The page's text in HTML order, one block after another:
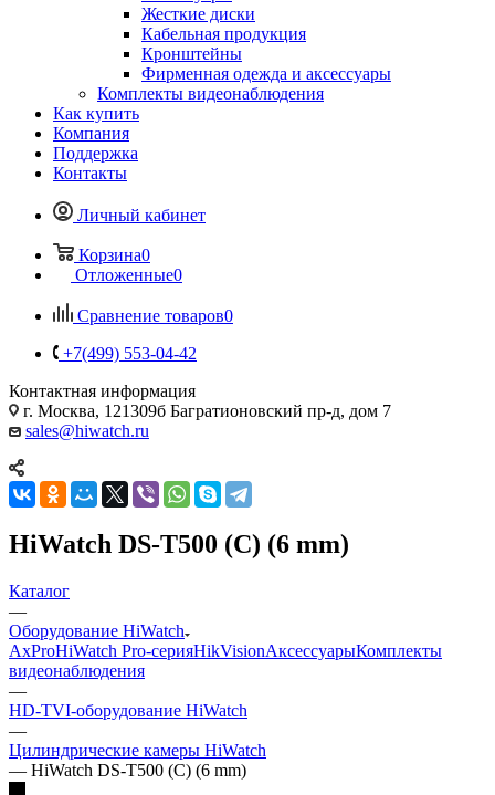
Жесткие диски
Кабельная продукция
Кронштейны
Фирменная одежда и аксессуары
Комплекты видеонаблюдения
Как купить
Компания
Поддержка
Контакты
Личный кабинет
Корзина0
Отложенные0
Сравнение товаров0
+7(499) 553-04-42
Контактная информация
г. Москва, 121309б Багратионовский пр-д, дом 7
sales@hiwatch.ru
HiWatch DS-T500 (С) (6 mm)
Каталог
—
Оборудование HiWatch
AxProHiWatch Pro-серияHikVisionАксессуарыКомплекты
видеонаблюдения
—
HD-TVI-оборудование HiWatch
—
Цилиндрические камеры HiWatch
— HiWatch DS-T500 (С) (6 mm)